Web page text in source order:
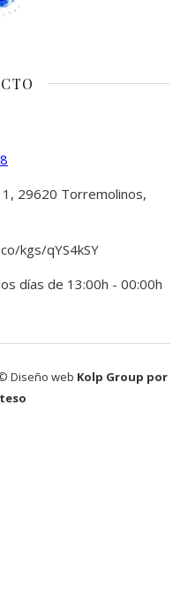
29620 Torremolinos,
kgs/qYS4kSY
días de 13:00h - 00:00h
Diseño web Kolp Group por